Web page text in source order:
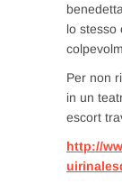
lo stesso
Per non
in un
escort
http://